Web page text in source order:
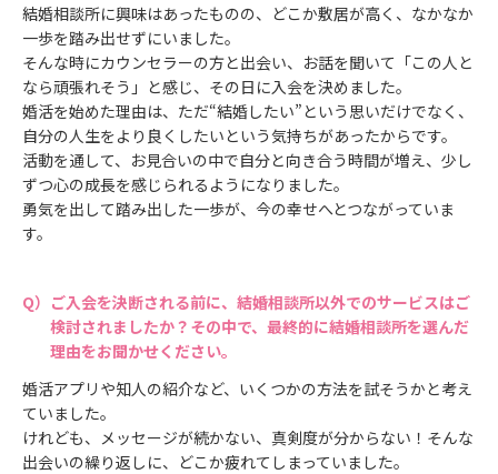
結婚相談所に興味はあったものの、どこか敷居が高く、なかなか
一歩を踏み出せずにいました。
そんな時にカウンセラーの方と出会い、お話を聞いて「この人と
なら頑張れそう」と感じ、その日に入会を決めました。
婚活を始めた理由は、ただ“結婚したい”という思いだけでなく、
自分の人生をより良くしたいという気持ちがあったからです。
活動を通して、お見合いの中で自分と向き合う時間が増え、少し
ずつ心の成長を感じられるようになりました。
勇気を出して踏み出した一歩が、今の幸せへとつながっていま
す。
ご入会を決断される前に、結婚相談所以外でのサービスはご
検討されましたか？その中で、最終的に結婚相談所を選んだ
理由をお聞かせください。
婚活アプリや知人の紹介など、いくつかの方法を試そうかと考え
ていました。
けれども、メッセージが続かない、真剣度が分からない！そんな
出会いの繰り返しに、どこか疲れてしまっていました。